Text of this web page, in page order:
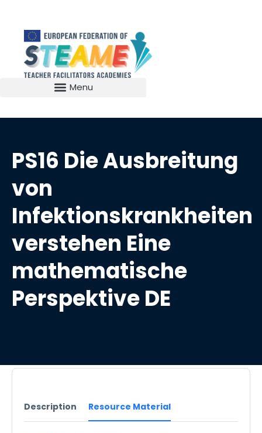
PS16 Die Ausbreitung
von
Infektionskrankheiten
verstehen Eine
mathematische
Perspektive DE
Description Resource Material